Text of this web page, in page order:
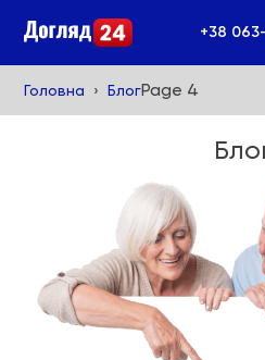
+38
Головна БлогPage 4